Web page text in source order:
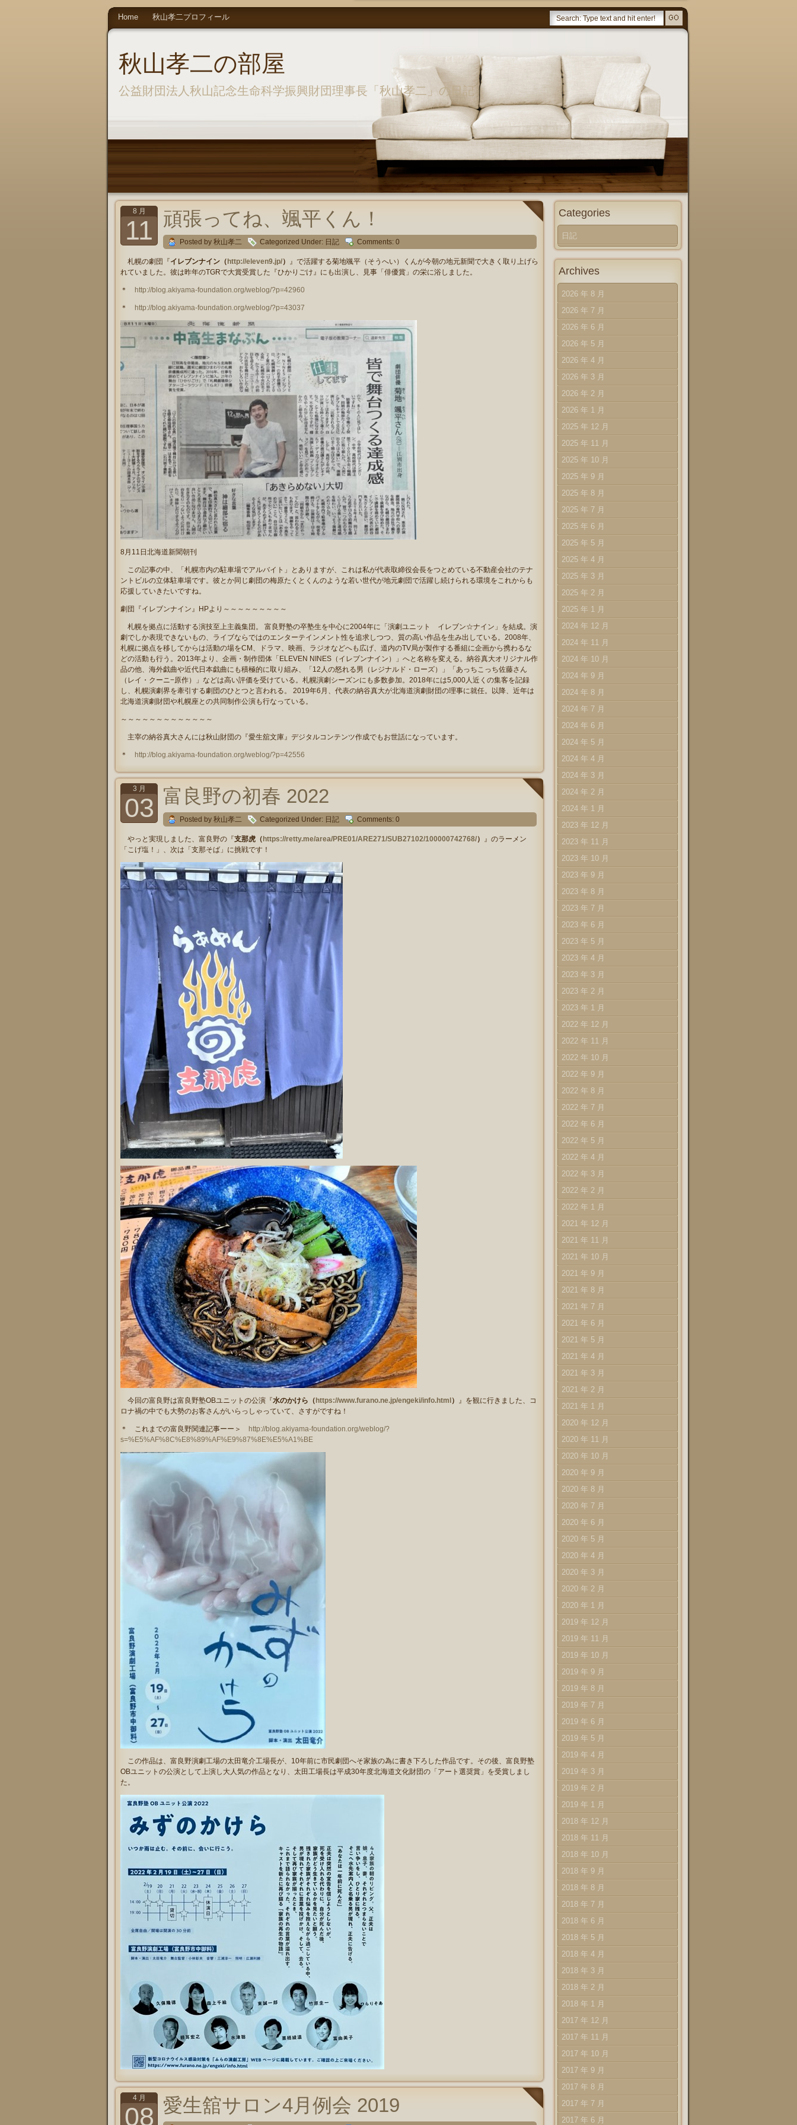
秋山孝二の部屋
公益財団法人秋山記念生命科学振興財団理事長「秋山孝二」の日記
Home 秋山孝二プロフィール
8 月
11 頑張ってね、颯平くん！
Posted by 秋山孝二 Categorized Under: 日記 Comments: 0
札幌の劇団『イレブンナイン（ http://eleven9.jp/） 』で活躍する菊地颯平（そうへい）くんが今朝の地元新聞で大きく取り上げら
れていました。彼は昨年のTGRで大賞受賞した『ひかりごけ』にも出演し、見事「俳優賞」の栄に浴しました。
＊ http://blog.akiyama-foundation.org/weblog/?p=42960
＊ http://blog.akiyama-foundation.org/weblog/?p=43037
8月11日北海道新聞朝刊
この記事の中、「札幌市内の駐車場でアルバイト」とありますが、これは私が代表取締役会長をつとめている不動産会社のテナ
ントビルの立体駐車場です。彼とか同じ劇団の梅原たくとくんのような若い世代が地元劇団で活躍し続けられる環境をこれからも
応援していきたいですね。
劇団『イレブンナイン』HPより～～～～～～～～～
札幌を拠点に活動する演技至上主義集団。 富良野塾の卒塾生を中心に2004年に「演劇ユニット イレブン☆ナイン」を結成。演
劇でしか表現できないもの、ライブならではのエンターテインメント性を追求しつつ、質の高い作品を生み出している。2008年、
札幌に拠点を移してからは活動の場をCM、ドラマ、映画、ラジオなどへも広げ、道内のTV局が製作する番組に企画から携わるな
どの活動も行う。2013年より、企画・制作団体「ELEVEN NINES（イレブンナイン）」へと名称を変える。納谷真大オリジナル作
品の他、海外戯曲や近代日本戯曲にも積極的に取り組み、「12人の怒れる男（レジナルド・ローズ）」「あっちこっち佐藤さん
（レイ・クーニ−原作）」などは高い評価を受けている。札幌演劇シーズンにも多数参加。2018年には5,000人近くの集客を記録
し、札幌演劇界を牽引する劇団のひとつと言われる。 2019年6月、代表の納谷真大が北海道演劇財団の理事に就任。以降、近年は
北海道演劇財団や札幌座との共同制作公演も行なっている。
～～～～～～～～～～～～～
主宰の納谷真大さんには秋山財団の『愛生舘文庫』デジタルコンテンツ作成でもお世話になっています。
＊ http://blog.akiyama-foundation.org/weblog/?p=42556
3 月
03 富良野の初春 2022
Posted by 秋山孝二 Categorized Under: 日記 Comments: 0
やっと実現しました、富良野の『支那虎（ https://retty.me/area/PRE01/ARE271/SUB27102/100000742768/） 』のラーメン
「こげ塩！」、次は「支那そば」に挑戦です！
今回の富良野は富良野塾OBユニットの公演『水のかけら（ https://www.furano.ne.jp/engeki/info.html ） 』を観に行きました、コ
ロナ禍の中でも大勢のお客さんがいらっしゃっていて、さすがですね！
＊ これまでの富良野関連記事ーー＞
http://blog.akiyama-foundation.org/weblog/?
s=%E5%AF%8C%E8%89%AF%E9%87%8E%E5%A1%BE
この作品は、富良野演劇工場の太田竜介工場長が、10年前に市民劇団へそ家族の為に書き下ろした作品です。 その後、富良野塾
OBユニットの公演として上演し 大人気の作品となり、太田工場長は平成30年度北海道文化財団の「アート選奨賞」を受賞しまし
た。
4 月
08 愛生舘サロン4月例会 2019
Categories
日記
Archives
2026 年 8 月
2026 年 7 月
2026 年 6 月
2026 年 5 月
2026 年 4 月
2026 年 3 月
2026 年 2 月
2026 年 1 月
2025 年 12 月
2025 年 11 月
2025 年 10 月
2025 年 9 月
2025 年 8 月
2025 年 7 月
2025 年 6 月
2025 年 5 月
2025 年 4 月
2025 年 3 月
2025 年 2 月
2025 年 1 月
2024 年 12 月
2024 年 11 月
2024 年 10 月
2024 年 9 月
2024 年 8 月
2024 年 7 月
2024 年 6 月
2024 年 5 月
2024 年 4 月
2024 年 3 月
2024 年 2 月
2024 年 1 月
2023 年 12 月
2023 年 11 月
2023 年 10 月
2023 年 9 月
2023 年 8 月
2023 年 7 月
2023 年 6 月
2023 年 5 月
2023 年 4 月
2023 年 3 月
2023 年 2 月
2023 年 1 月
2022 年 12 月
2022 年 11 月
2022 年 10 月
2022 年 9 月
2022 年 8 月
2022 年 7 月
2022 年 6 月
2022 年 5 月
2022 年 4 月
2022 年 3 月
2022 年 2 月
2022 年 1 月
2021 年 12 月
2021 年 11 月
2021 年 10 月
2021 年 9 月
2021 年 8 月
2021 年 7 月
2021 年 6 月
2021 年 5 月
2021 年 4 月
2021 年 3 月
2021 年 2 月
2021 年 1 月
2020 年 12 月
2020 年 11 月
2020 年 10 月
2020 年 9 月
2020 年 8 月
2020 年 7 月
2020 年 6 月
2020 年 5 月
2020 年 4 月
2020 年 3 月
2020 年 2 月
2020 年 1 月
2019 年 12 月
2019 年 11 月
2019 年 10 月
2019 年 9 月
2019 年 8 月
2019 年 7 月
2019 年 6 月
2019 年 5 月
2019 年 4 月
2019 年 3 月
2019 年 2 月
2019 年 1 月
2018 年 12 月
2018 年 11 月
2018 年 10 月
2018 年 9 月
2018 年 8 月
2018 年 7 月
2018 年 6 月
2018 年 5 月
2018 年 4 月
2018 年 3 月
2018 年 2 月
2018 年 1 月
2017 年 12 月
2017 年 11 月
2017 年 10 月
2017 年 9 月
2017 年 8 月
2017 年 7 月
2017 年 6 月